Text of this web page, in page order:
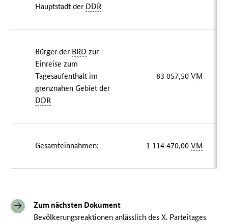
Hauptstadt der DDR
Bürger der BRD zur
Einreise zum
Tagesaufenthalt im
grenznahen Gebiet der
DDR
83 057,50VM
Gesamteinnahmen: 1 114 470,00VM
Zum nächsten Dokument
Bevölkerungsreaktionen anlässlich des X. Parteitages